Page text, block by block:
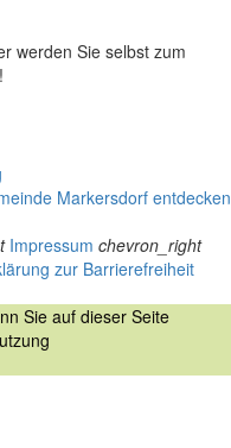
werden Sie selbst zum
!
Impressum chevron_right
zur Barrierefreiheit
Sie auf dieser Seite